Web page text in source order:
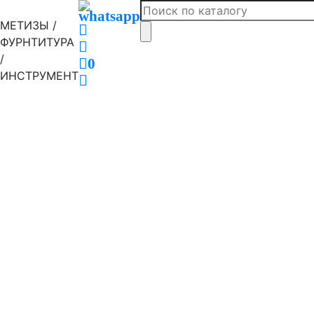
МЕТИЗЫ /
ФУРНТИТУРА
/
ИНСТРУМЕНТ
0